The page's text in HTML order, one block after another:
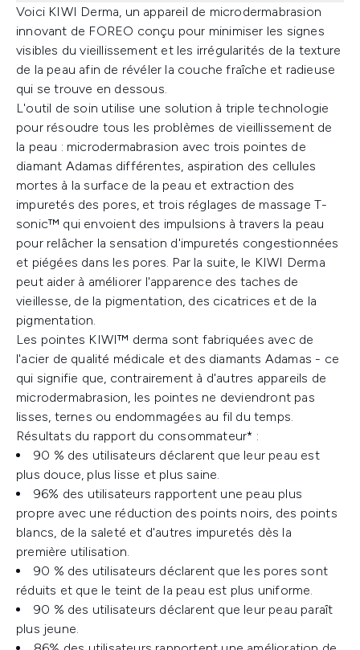
Voici KIWI Derma, un appareil de microdermabrasion
innovant de FOREO conçu pour minimiser les signes
visibles du vieillissement et les irrégularités de la texture
de la peau afin de révéler la couche fraîche et radieuse
qui se trouve en dessous.
L'outil de soin utilise une solution à triple technologie
pour résoudre tous les problèmes de vieillissement de
la peau : microdermabrasion avec trois pointes de
diamant Adamas différentes, aspiration des cellules
mortes à la surface de la peau et extraction des
impuretés des pores, et trois réglages de massage T-
sonic™ qui envoient des impulsions à travers la peau
pour relâcher la sensation d'impuretés congestionnées
et piégées dans les pores. Par la suite, le KIWI Derma
peut aider à améliorer l'apparence des taches de
vieillesse, de la pigmentation, des cicatrices et de la
pigmentation.
Les pointes KIWI™ derma sont fabriquées avec de
l'acier de qualité médicale et des diamants Adamas - ce
qui signifie que, contrairement à d'autres appareils de
microdermabrasion, les pointes ne deviendront pas
lisses, ternes ou endommagées au fil du temps.
Résultats du rapport du consommateur* :
90 % des utilisateurs déclarent que leur peau est
plus douce, plus lisse et plus saine.
96% des utilisateurs rapportent une peau plus
propre avec une réduction des points noirs, des points
blancs, de la saleté et d'autres impuretés dès la
première utilisation.
90 % des utilisateurs déclarent que les pores sont
réduits et que le teint de la peau est plus uniforme.
90 % des utilisateurs déclarent que leur peau paraît
plus jeune.